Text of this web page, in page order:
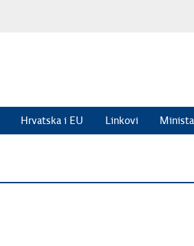
Hrvatska i EU Linkovi